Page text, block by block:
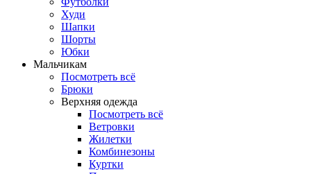
Худи
Шапки
Шорты
Юбки
Мальчикам
Посмотреть всё
Брюки
Верхняя одежда
Посмотреть всё
Ветровки
Жилетки
Комбинезоны
Куртки